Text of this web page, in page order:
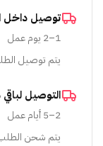
توصيل داخل
1–2 يوم عمل
يتم توصيل
التوصيل
2–5 أيام عمل
يتم شحن